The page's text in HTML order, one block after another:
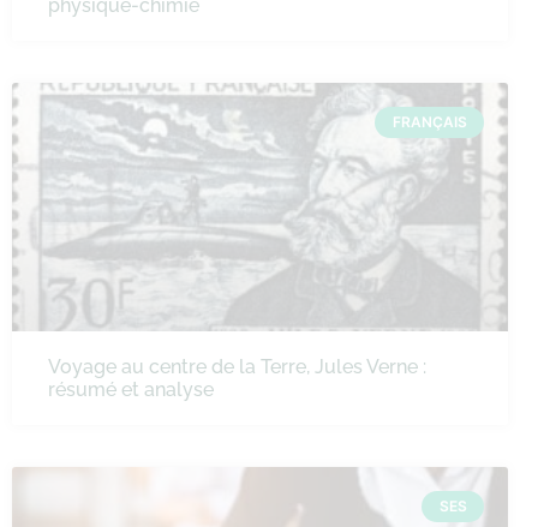
physique-chimie
FRANÇAIS
Voyage au centre de la Terre, Jules Verne :
résumé et analyse
SES